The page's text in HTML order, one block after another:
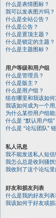
什么是表情图标？
我可以发表图片吗？
什么是全站公告？
什么是公告？
什么是置顶主题？
什么是锁定的主题？
什么是主题图标？
用户等级和用户组
什么是管理员？
什么是版主？
什么是用户组？
组在哪里和我该如何
我该如何成为一个用
为什么某些用户组
什么是 “默认用户组”
什么是 “论坛团队”
私人讯息
我不能发送私人短信!
我怎么总是收到骚扰
我收到了这个论坛
好友和损友列表
什么是我的好友列表
我该如何于好友或